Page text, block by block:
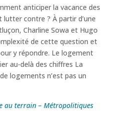
anticiper la vacance des
contre ? À partir d’une
Charline Sowa et Hugo
de cette question et
y répondre. Le logement
au-delà des chiffres La
logements n’est pas un
au terrain – Métropolitiques